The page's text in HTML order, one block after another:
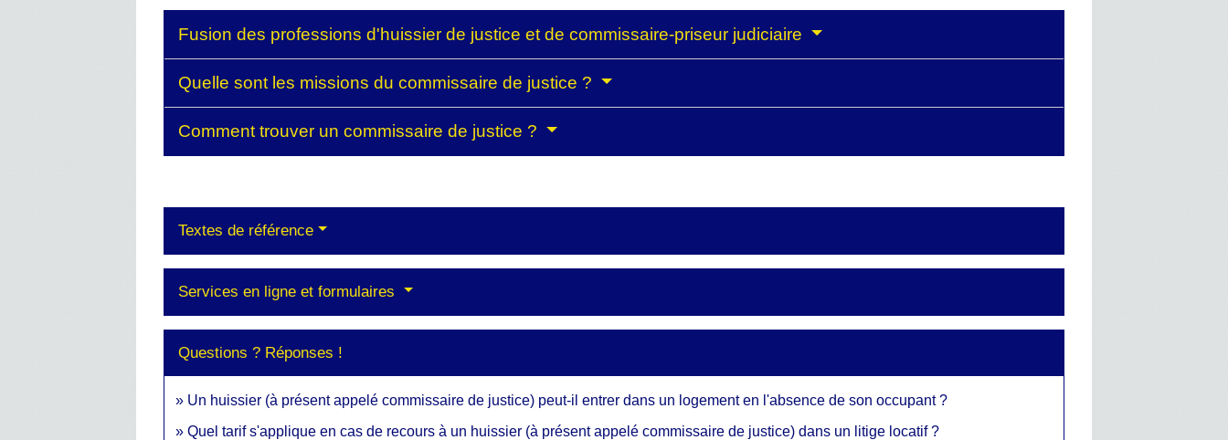
Fusion des professions d'huissier de justice et de commissaire-priseur judiciaire
Quelle sont les missions du commissaire de justice ?
Comment trouver un commissaire de justice ?
Textes de référence
Services en ligne et formulaires
Questions ? Réponses !
Un huissier (à présent appelé commissaire de justice) peut-il entrer dans un logement en l'absence de son occupant ?
Quel tarif s'applique en cas de recours à un huissier (à présent appelé commissaire de justice) dans un litige locatif ?